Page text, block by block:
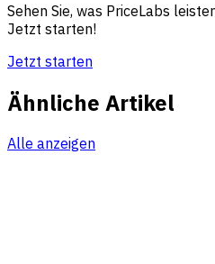
Sehen Sie, was PriceLabs
Jetzt starten!
Jetzt starten
Ähnliche Artikel
Alle anzeigen